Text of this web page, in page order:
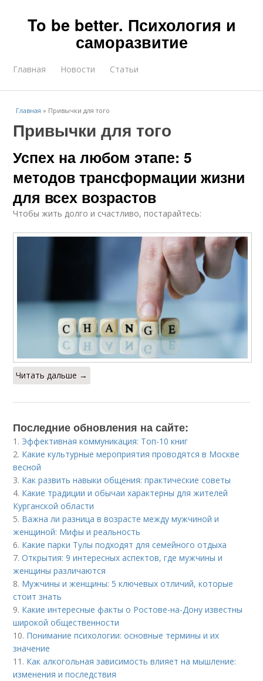
To be better. Психология и
саморазвитие
Главная Новости Статьи
Главная » Привычки для того
Привычки для того
Успех на любом этапе: 5
методов трансформации жизни
для всех возрастов
Чтобы жить долго и счастливо, постарайтесь:
Читать дальше →
Последние обновления на сайте:
1. Эффективная коммуникация: Топ-10 книг
2. Какие культурные мероприятия проводятся в Москве
весной
3. Как развить навыки общения: практические советы
4. Какие традиции и обычаи характерны для жителей
Курганской области
5. Важна ли разница в возрасте между мужчиной и
женщиной: Мифы и реальность
6. Какие парки Тулы подходят для семейного отдыха
7.Открытия: 9 интересных аспектов, где мужчины и
женщины различаются
8. Мужчины и женщины: 5 ключевых отличий, которые
стоит знать
9. Какие интересные факты о Ростове-на-Дону известны
широкой общественности
10. Понимание психологии: основные термины и их
значение
11. Как алкогольная зависимость влияет на мышление:
изменения и последствия